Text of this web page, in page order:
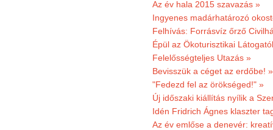
Az év hala 2015 szavazás »
Ingyenes madárhatározó
Felhívás: Forrásvíz őrző
Épül az Ökoturisztikai
Felelősségteljes Utazás »
Bevisszük a céget az erdőbe! »
"Fedezd fel az örökséged!" »
Új időszaki kiállítás nyílik a
Idén Fridrich Ágnes klaszter
Az év emlőse a denevér: